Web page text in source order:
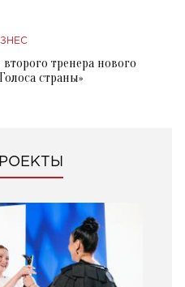
второго тренера нового
страны»